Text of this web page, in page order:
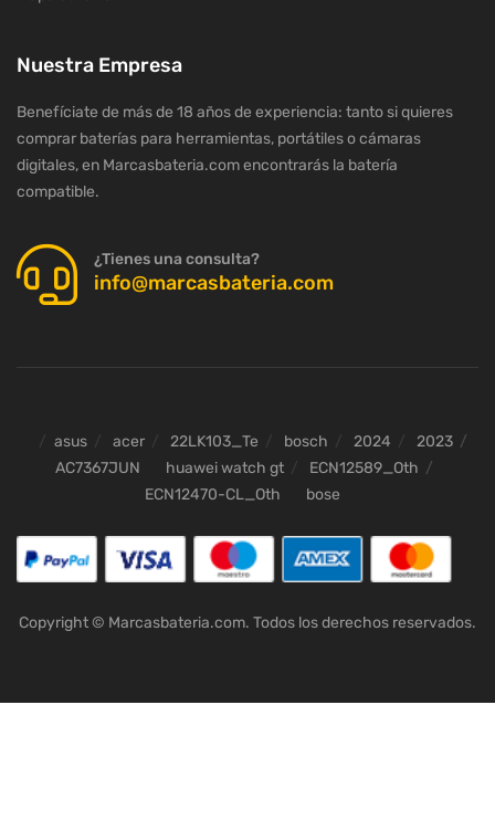
Nuestra Empresa
Benefíciate de más de 18 años de experiencia: tanto si quieres
comprar baterías para herramientas, portátiles o cámaras
digitales, en Marcasbateria.com encontrarás la batería
compatible.
¿Tienes una consulta?
info@marcasbateria.com
asus acer 22LK103_Te bosch 2024
2023
AC7367JUN
huawei watch gt
ECN12589_Oth
ECN12470-CL_Oth
bose
Copyright © Marcasbateria.com. Todos los derechos reservados.